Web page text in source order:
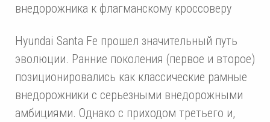
внедорожника к флагманскому кроссоверу
Hyundai Santa Fe прошел значительный путь
эволюции. Ранние поколения (первое и второе)
позиционировались как классические рамные
внедорожники с серьезными внедорожными
амбициями. Однако с приходом третьего и,